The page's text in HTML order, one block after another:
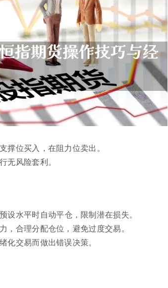
撑位买入，在阻力位卖出。
无风险套利。
设水平时自动平仓，限制潜在损失。
，合理分配仓位，避免过度交易。
化交易而做出错误决策。